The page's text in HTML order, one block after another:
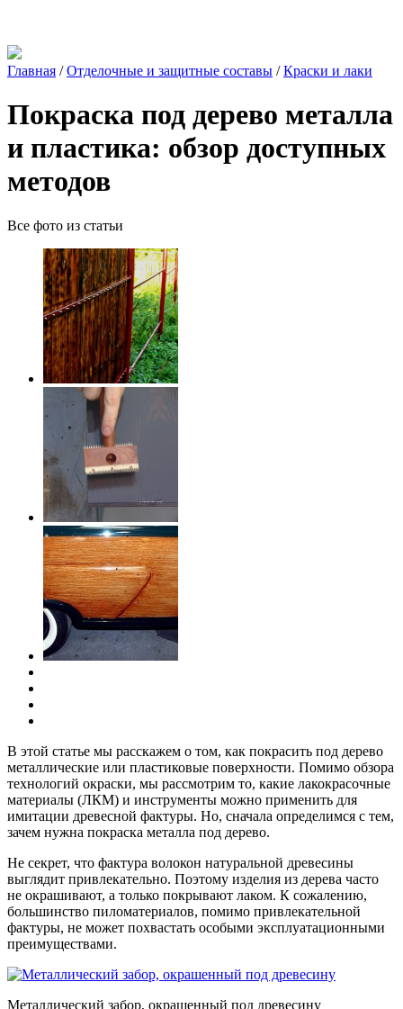
Главная /Отделочные и защитные составы /Краски и лаки
Покраска под дерево металла
и пластика: обзор доступных
методов
Все фото из статьи
В этой статье мы расскажем о том, как покрасить под дерево
металлические или пластиковые поверхности. Помимо обзора
технологий окраски, мы рассмотрим то, какие лакокрасочные
материалы (ЛКМ) и инструменты можно применить для
имитации древесной фактуры. Но, сначала определимся с тем,
зачем нужна покраска металла под дерево.
Не секрет, что фактура волокон натуральной древесины
выглядит привлекательно. Поэтому изделия из дерева часто
не окрашивают, а только покрывают лаком. К сожалению,
большинство пиломатериалов, помимо привлекательной
фактуры, не может похвастать особыми эксплуатационными
преимуществами.
Металлический забор, окрашенный под древесину